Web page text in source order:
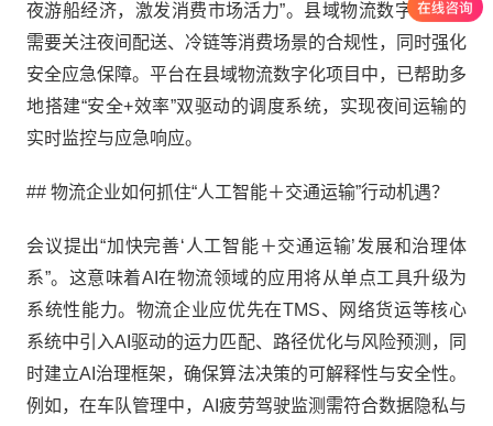
夜游船经济，激发消费市场活力”。县域物流数字化同样
需要关注夜间配送、冷链等消费场景的合规性，同时强化
安全应急保障。平台在县域物流数字化项目中，已帮助多
地搭建“安全+效率”双驱动的调度系统，实现夜间运输的
实时监控与应急响应。
## 物流企业如何抓住“人工智能＋交通运输”行动机遇？
会议提出“加快完善‘人工智能＋交通运输’发展和治理体
系”。这意味着AI在物流领域的应用将从单点工具升级为
系统性能力。物流企业应优先在TMS、网络货运等核心
系统中引入AI驱动的运力匹配、路径优化与风险预测，同
时建立AI治理框架，确保算法决策的可解释性与安全性。
例如，在车队管理中，AI疲劳驾驶监测需符合数据隐私与